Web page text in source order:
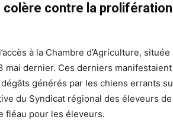
colère contre la
à la Chambre d’Agriculture, située
mai dernier. Ces derniers manifestaient
générés par les chiens errants
du Syndicat régional des éleveurs
fléau pour les éleveurs.